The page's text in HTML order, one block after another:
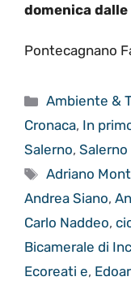
domenica dalle
Pontecagnano
Categorie
Ambiente &
Cronaca, In
Salerno, Salerno
Tag
Adriano
Andrea Siano,
Carlo Naddeo,
Bicamerale di
Ecoreati e,